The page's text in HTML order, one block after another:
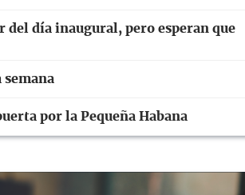
del día inaugural, pero esperan que
semana
por la Pequeña Habana